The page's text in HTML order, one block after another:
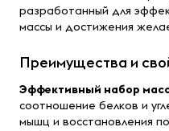
разработанный для
массы и достижения
Преимущества и
Эффективный набор
соотношение белков и
мышц и восстановления